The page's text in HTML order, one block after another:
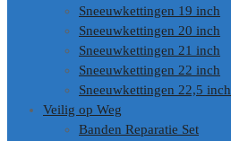
Sneeuwkettingen 19 inch
Sneeuwkettingen 20 inch
Sneeuwkettingen 21 inch
Sneeuwkettingen 22 inch
Sneeuwkettingen 22,5 inch
Veilig op Weg
Banden Reparatie Set